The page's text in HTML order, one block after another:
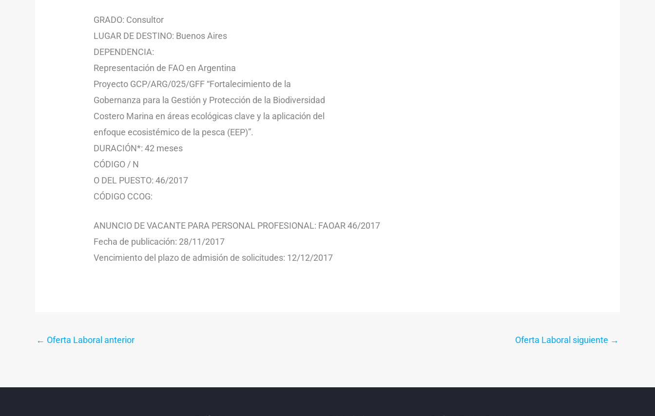
GRADO: Consultor
LUGAR DE DESTINO: Buenos Aires
DEPENDENCIA:
Representación de FAO en Argentina
Proyecto GCP/ARG/025/GFF “Fortalecimiento de la
Gobernanza para la Gestión y Protección de la Biodiversidad
Costero Marina en áreas ecológicas clave y la aplicación del
enfoque ecosistémico de la pesca (EEP)”.
DURACIÓN*: 42 meses
CÓDIGO / N
O DEL PUESTO: 46/2017
CÓDIGO CCOG:
ANUNCIO DE VACANTE PARA PERSONAL PROFESIONAL: FAOAR 46/2017
Fecha de publicación: 28/11/2017
Vencimiento del plazo de admisión de solicitudes: 12/12/2017
← Oferta Laboral anterior Oferta Laboral siguiente →